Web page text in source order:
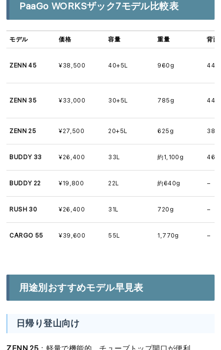
PaaGo WORKSザック7モデル比較表
モデル 価格 容量 重量 背面
ZENN 45 ¥38,500 40+5L 960g 44-
ZENN 35 ¥33,000 30+5L 785g 44-
ZENN 25 ¥27,500 20+5L 625g 38-
BUDDY 33 ¥26,400 33L 約1,100g 46-
BUDDY 22 ¥19,800 22L 約640g –
RUSH 30 ¥26,400 31L 720g –
CARGO 55 ¥39,600 55L 1,770g –
用途別おすすめモデル早見表
日帰り登山向け